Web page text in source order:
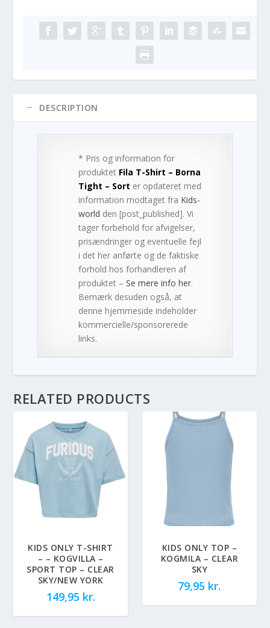
DESCRIPTION
* Pris og information for
produktet Fila T-Shirt – Borna
Tight – Sort er opdateret med
information modtaget fra Kids-
world den [post_published]. Vi
tager forbehold for afvigelser,
prisændringer og eventuelle fejl
i det her anførte og de faktiske
forhold hos forhandleren af
produktet –Se mere info her.
Bemærk desuden også, at
denne hjemmeside indeholder
kommercielle/sponsorerede
links.
RELATED PRODUCTS
KIDS ONLY T-SHIRT
– – KOGVILLA –
SPORT TOP – CLEAR
SKY/NEW YORK
149,95 kr.
KIDS ONLY TOP –
KOGMILA – CLEAR
SKY
79,95 kr.